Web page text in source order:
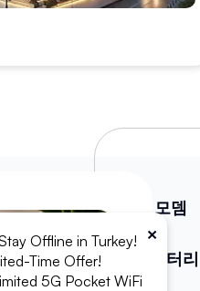
WiFi 모뎀
보조배터리
×
Offline in Turkey!
Time Offer!
5G Pocket WiFi